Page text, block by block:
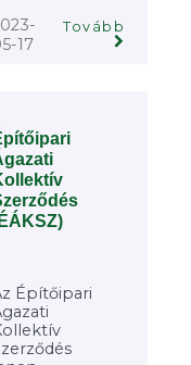
17
Tovább
Építőipari